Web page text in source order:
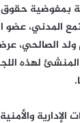
بمفوضية حقوق
المدني، عضو
الصالحي،
لهذه
والأمنية